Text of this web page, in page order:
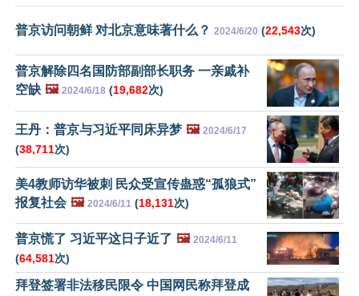
普京访问朝鲜 对北京意味著什么？ 2024/6/20 (22,543次)
普京解除四名国防部副部长职务 一亲戚补
空缺 🖼️ 2024/6/18 (19,682次)
王丹：普京与习近平同床异梦 🖼️ 2024/6/17
(38,711次)
美4教师访华被刺 民众受宣传蛊惑“孤狼式”
报复社会 🖼️ 2024/6/11 (18,131次)
普京慌了 习近平这日子近了 🖼️ 2024/6/11
(64,581次)
拜登签署非法移民限令 中国网民称拜登成